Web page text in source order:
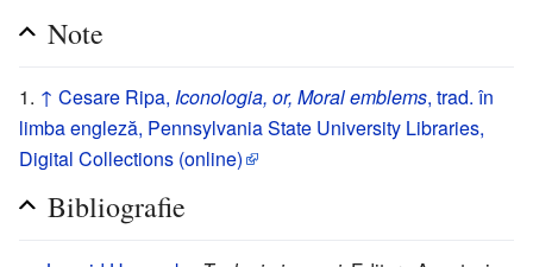
Note
↑ Cesare Ripa, Iconologia, or, Moral emblems, trad. în
limba engleză, Pennsylvania State University Libraries,
Digital Collections (online)
Bibliografie